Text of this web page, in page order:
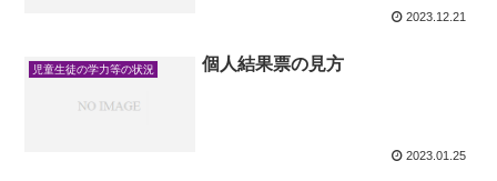
2023.12.21
児童生徒の学力等の状況 個人結果票の見方
2023.01.25